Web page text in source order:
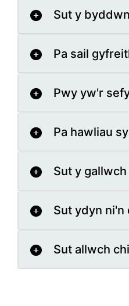
Sut y
Pa sail
Pwy yw'r
Pa hawliau
Sut y
Sut ydyn ni'n
Sut allwch